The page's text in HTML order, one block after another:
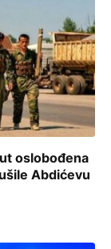
oslobođena
Abdićevu